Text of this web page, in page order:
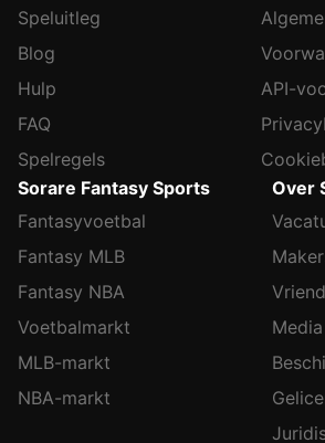
Speluitleg
Blog
Hulp
FAQ
Spelregels
API-
Sorare Fantasy Sports
Fantasyvoetbal
Fantasy MLB
Fantasy NBA
Voetbalmarkt
MLB-markt
NBA-markt
Over
Media